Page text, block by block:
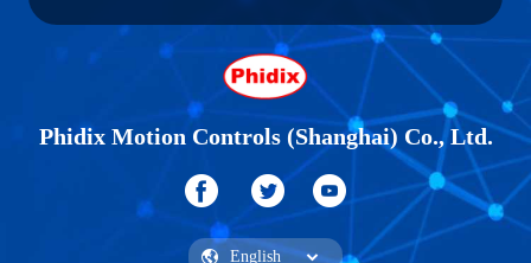
Phidix Motion Controls (Shanghai) Co., Ltd.